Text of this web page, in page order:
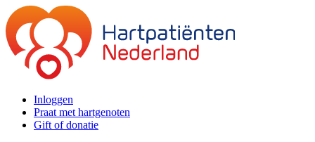
Inloggen
Praat met hartgenoten
Gift of donatie